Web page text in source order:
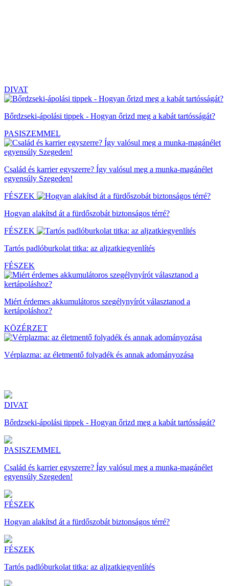
DIVAT
Bőrdzseki-ápolási tippek - Hogyan őrizd meg a kabát tartósságát?
PASISZEMMEL
Család és karrier egyszerre? Így valósul meg a munka-magánélet
egyensúly Szegeden!
FÉSZEK
Hogyan alakítsd át a fürdőszobát biztonságos térré?
FÉSZEK
Tartós padlóburkolat titka: az aljzatkiegyenlítés
FÉSZEK
Miért érdemes akkumulátoros szegélynyírót választanod a
kertápoláshoz?
KÖZÉRZET
Vérplazma: az életmentő folyadék és annak adományozása
DIVAT
Bőrdzseki-ápolási tippek - Hogyan őrizd meg a kabát tartósságát?
PASISZEMMEL
Család és karrier egyszerre? Így valósul meg a munka-magánélet
egyensúly Szegeden!
FÉSZEK
Hogyan alakítsd át a fürdőszobát biztonságos térré?
FÉSZEK
Tartós padlóburkolat titka: az aljzatkiegyenlítés